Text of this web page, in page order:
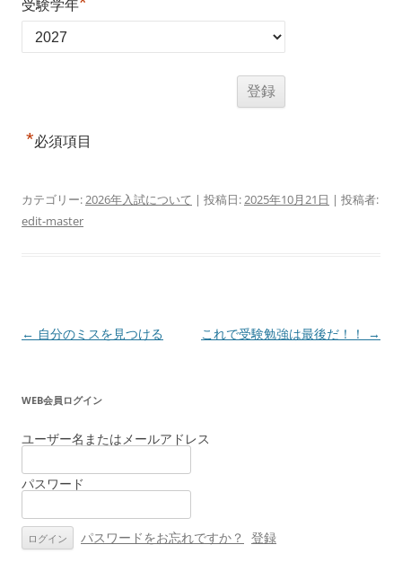
受験学年
*必須項目
カテゴリー:2026年入試について | 投稿日:2025年10月21日 | 投稿者:
edit-master
投
ビ
ゲ
シ
ン
← 自分のミスを見つける これで受験勉強は最後だ！！ →
WEB会員ログイン
ユーザー名またはメールアドレス
パスワード
パスワードをお忘れですか？ 登録